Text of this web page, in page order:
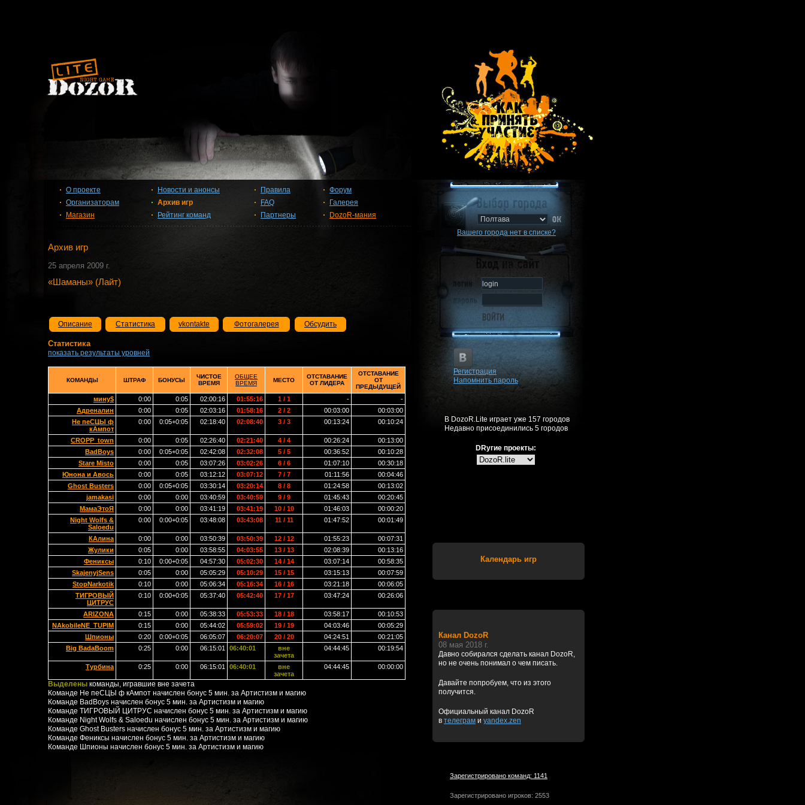
О проекте
Организаторам
Магазин
Новости и анонсы
Архив игр
Рейтинг команд
Правила
FAQ
Партнеры
Форум
Галерея
DozoR-мания
Архив игр
25 апреля 2009 г.
«Шаманы» (Лайт)
Описание Статистика vkontakte Фотогалерея Обсудить
Статистика
показать результаты уровней
КОМАНДЫ ШТРАФ БОНУСЫ
ЧИСТОЕ
ВРЕМЯ
ОБЩЕЕ
ВРЕМЯ
МЕСТО
ОТСТАВАНИЕ
ОТ ЛИДЕРА
ОТСТАВАНИЕ
ОТ
ПРЕДЫДУЩЕЙ
мину$ 0:00 0:05 02:00:16 01:55:16 1 / 1 -
-
Адреналин
0:00 0:05 02:03:16 01:58:16 2 / 2 00:03:00
00:03:00
Не пеСЦЫ ф
кАмпот
0:00 0:05+0:05 02:18:40 02:08:40 3 / 3 00:13:24 00:10:24
CROPP_town 0:00 0:05 02:26:40 02:21:40 4 / 4 00:26:24
00:13:00
BadBoys
0:00 0:05+0:05 02:42:08 02:32:08 5 / 5 00:36:52
00:10:28
Stare Misto
0:00 0:05 03:07:26 03:02:26 6 / 6 01:07:10
00:30:18
Юнона и Авось
0:00 0:05 03:12:12 03:07:12 7 / 7 01:11:56
00:04:46
Ghost Busters
0:00 0:05+0:05 03:30:14 03:20:14 8 / 8 01:24:58
00:13:02
jamakasi
0:00 0:00 03:40:59 03:40:59 9 / 9 01:45:43
00:20:45
МамаЭтоЯ
0:00 0:00 03:41:19 03:41:19 10 / 10 01:46:03
00:00:20
Night Wolfs &
Saloedu
0:00 0:00+0:05 03:48:08 03:43:08 11 / 11 01:47:52 00:01:49
КАлина 0:00 0:00 03:50:39 03:50:39 12 / 12 01:55:23
00:07:31
Жулики
0:05 0:00 03:58:55 04:03:55 13 / 13 02:08:39
00:13:16
Фениксы
0:10 0:00+0:05 04:57:30 05:02:30 14 / 14 03:07:14
00:58:35
SkajenyjSens
0:05 0:00 05:05:29 05:10:29 15 / 15 03:15:13
00:07:59
StopNarkotik
0:10 0:00 05:06:34 05:16:34 16 / 16 03:21:18
00:06:05
ТИГРОВЫЙ
ЦИТРУС
0:10 0:00+0:05 05:37:40 05:42:40 17 / 17 03:47:24 00:26:06
ARIZONA 0:15 0:00 05:38:33 05:53:33 18 / 18 03:58:17
00:10:53
NAkobileNE_TUPIM
0:15 0:00 05:44:02 05:59:02 19 / 19 04:03:46
00:05:29
Шпионы
0:20 0:00+0:05 06:05:07 06:20:07 20 / 20 04:24:51
00:21:05
Big BadaBoom
0:25 0:00 06:15:01 06:40:01
вне
зачета
04:44:45 00:19:54
Турбина 0:25 0:00 06:15:01 06:40:01
вне
зачета
04:44:45 00:00:00
Выделены команды, игравшие вне зачета
Команде Не пеСЦЫ ф кАмпот начислен бонус 5 мин. за Артистизм и магию
Команде BadBoys начислен бонус 5 мин. за Артистизм и магию
Команде ТИГРОВЫЙ ЦИТРУС начислен бонус 5 мин. за Артистизм и магию
Команде Night Wolfs & Saloedu начислен бонус 5 мин. за Артистизм и магию
Команде Ghost Busters начислен бонус 5 мин. за Артистизм и магию
Команде Фениксы начислен бонус 5 мин. за Артистизм и магию
Команде Шпионы начислен бонус 5 мин. за Артистизм и магию
Вашего города нет в списке?
Регистрация
Напомнить пароль
В DozoR.Lite играет уже 157 городов
Недавно присоединились 5 городов
DRугие проекты:
Календарь игр
Канал DozoR
08 мая 2018 г.
Давно собирался сделать канал DozoR,
но не очень понимал о чем писать.
Давайте попробуем, что из этого
получится.
Официальный канал DozoR
в телеграм и yandex.zen
Зарегистрировано команд: 1141
Зарегистрировано игроков: 2553